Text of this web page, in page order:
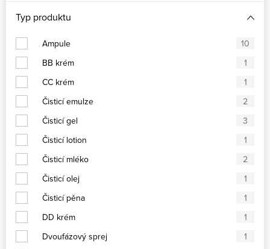
Typ produktu
Ampule
10
BB krém
1
CC krém
1
Čisticí emulze
2
Čisticí gel
3
Čisticí lotion
1
Čisticí mléko
2
Čisticí olej
1
Čisticí pěna
1
DD krém
1
Dvoufázový sprej
1